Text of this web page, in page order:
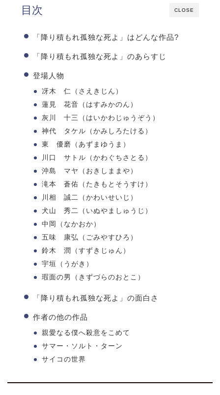
CLOSE
目次
「降り積もれ孤独な死よ」はどんな作品?
「降り積もれ孤独な死よ」のあらすじ
登場人物
冴木 仁（さえきじん）
蓮見 花音（はすみかのん）
灰川 十三（はいかわじゅうぞう）
神代 タケル（かみしろたける）
東 優磨（あずまゆうま）
川口 サトル（かわぐちさとる）
沖島 マヤ（おきしままや）
滝本 蒼佑（たきもとそうすけ）
川相 誠二（かわいせいじ）
犬山 秀二（いぬやましゅうじ）
中岡（なかおか）
五味 康弘（ごみやすひろ）
鈴木 潤（すずきじゅん）
宇垣（うがき）
瑕面の男（きずづらのおとこ）
「降り積もれ孤独な死よ」の面白さ
作者の他の作品
親愛なる僕へ殺意をこめて
サマー・ソルト・ターン
サイコの世界